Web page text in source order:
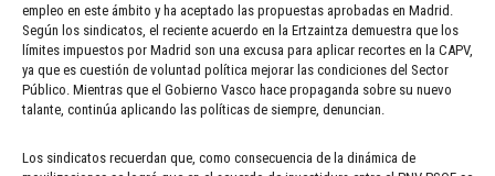
empleo en este ámbito y ha aceptado las propuestas aprobadas en Madrid.
Según los sindicatos, el reciente acuerdo en la Ertzaintza demuestra que los
límites impuestos por Madrid son una excusa para aplicar recortes en la CAPV,
ya que es cuestión de voluntad política mejorar las condiciones del Sector
Público. Mientras que el Gobierno Vasco hace propaganda sobre su nuevo
talante, continúa aplicando las políticas de siempre, denuncian.
Los sindicatos recuerdan que, como consecuencia de la dinámica de